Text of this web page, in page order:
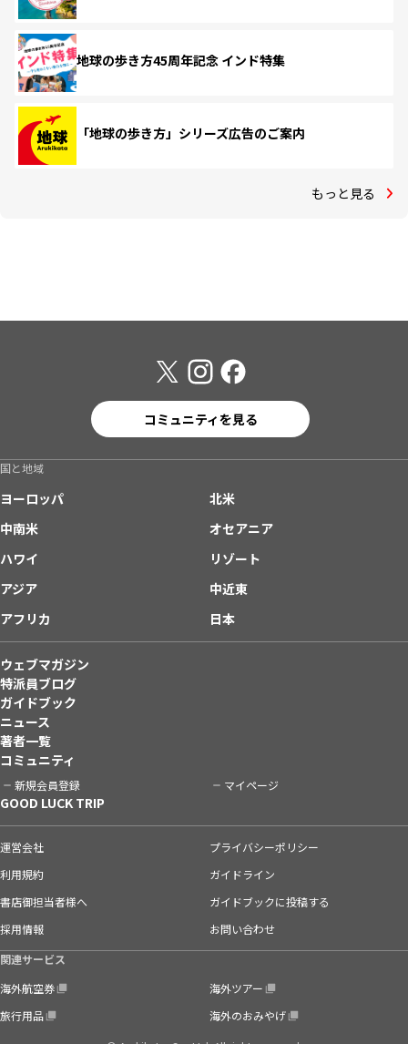
地球の歩き方45周年記念 インド特集
「地球の歩き方」シリーズ広告のご案内
もっと見る
コミュニティを見る
国と地域
ヨーロッパ
北米
中南米
オセアニア
ハワイ
リゾート
アジア
中近東
アフリカ
日本
ウェブマガジン
特派員ブログ
ガイドブック
ニュース
著者一覧
コミュニティ
新規会員登録 マイページ
GOOD LUCK TRIP
運営会社
プライバシーポリシー
利用規約
ガイドライン
書店御担当者様へ
ガイドブックに投稿する
採用情報
お問い合わせ
関連サービス
海外航空券
海外ツアー
旅行用品
海外のおみやげ